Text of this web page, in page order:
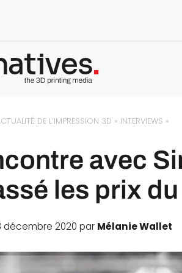
DE L’IMPRESSION 3D » INTERVIEWS »
avec
les prix
décembre 2020 par Mélanie Wallet